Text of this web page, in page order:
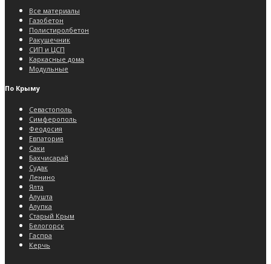
Все материалы
Газобетон
Полистиролбетон
Ракушечник
СИП и ЦСП
Каркасные дома
Модульные
По Крыму
Севастополь
Симферополь
Феодосия
Евпатория
Саки
Бахчисарай
Судак
Ленино
Ялта
Алушта
Алупка
Старый Крым
Белогорск
Гаспра
Керчь